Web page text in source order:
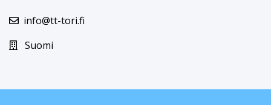
info@tt-tori.fi
Suomi